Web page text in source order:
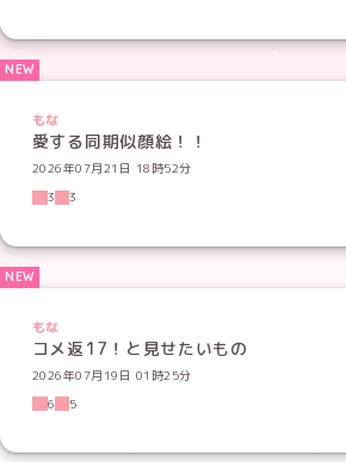
もな
愛する同期似顔絵！！
2026年07月21日 18時52分
3
3
もな
コメ返17！と見せたいもの
2026年07月19日 01時25分
6
5